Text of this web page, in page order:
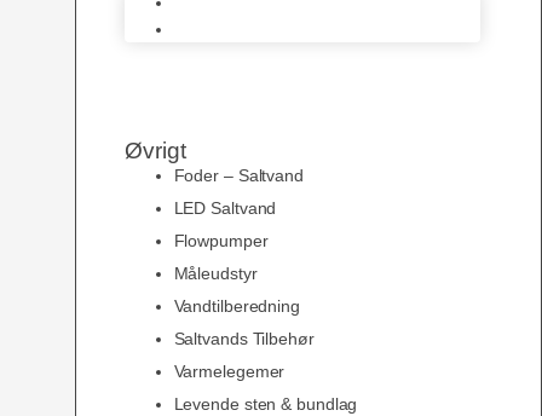
Øvrigt
Foder – Saltvand
LED Saltvand
Flowpumper
Måleudstyr
Vandtilberedning
Saltvands Tilbehør
Varmelegemer
Levende sten & bundlag